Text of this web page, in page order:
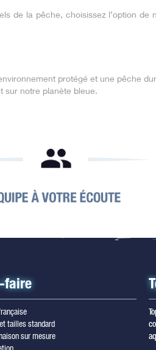
de la pêche, choisissez l’option de
protégé et une pêche
sur notre planète bleue.
faire
tailles standard
sur mesure